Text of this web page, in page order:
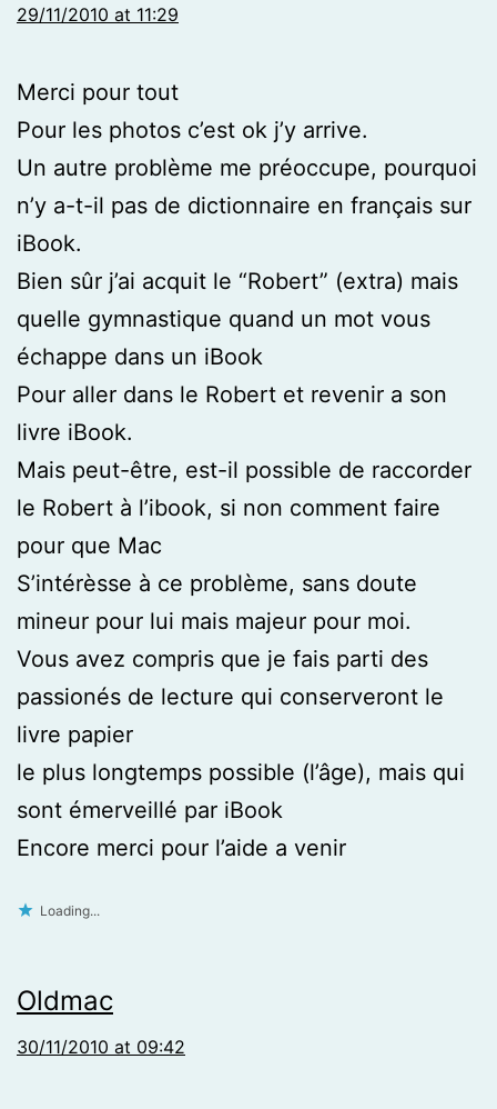
29/11/2010 at 11:29
Merci pour tout
Pour les photos c’est ok j’y arrive.
Un autre problème me préoccupe, pourquoi
n’y a-t-il pas de dictionnaire en français sur
iBook.
Bien sûr j’ai acquit le “Robert” (extra) mais
quelle gymnastique quand un mot vous
échappe dans un iBook
Pour aller dans le Robert et revenir a son
livre iBook.
Mais peut-être, est-il possible de raccorder
le Robert à l’ibook, si non comment faire
pour que Mac
S’intérèsse à ce problème, sans doute
mineur pour lui mais majeur pour moi.
Vous avez compris que je fais parti des
passionés de lecture qui conserveront le
livre papier
le plus longtemps possible (l’âge), mais qui
sont émerveillé par iBook
Encore merci pour l’aide a venir
Loading...
Oldmac
30/11/2010 at 09:42